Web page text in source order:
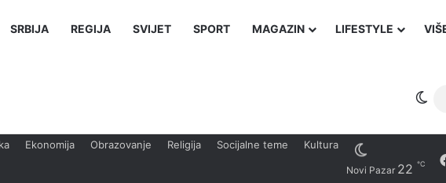
SRBIJA REGIJA SVIJET SPORT MAGAZIN LIFESTYLE
Ekonomija Obrazovanje Religija Socijalne teme Kultura
Novi Pazar 22 ℃